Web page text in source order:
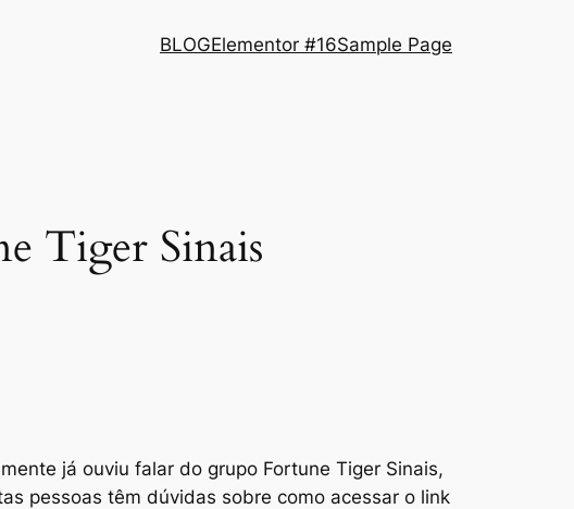
BLOGElementor #16Sample Page
Tiger Sinais
já ouviu falar do grupo Fortune Tiger Sinais,
pessoas têm dúvidas sobre como acessar o link